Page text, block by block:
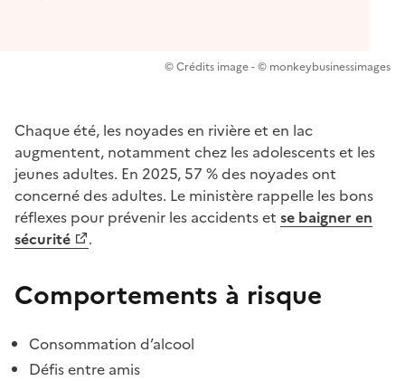
© Crédits image - © monkeybusinessimages
Chaque été, les noyades en rivière et en lac
augmentent, notamment chez les adolescents et les
jeunes adultes. En 2025, 57 % des noyades ont
concerné des adultes. Le ministère rappelle les bons
réflexes pour prévenir les accidents et se baigner en
sécurité
.
Comportements à risque
Consommation d’alcool
Défis entre amis